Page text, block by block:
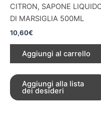
CITRON, SAPONE
DI MARSIGLIA 500ML
10,60€
Aggiungi al carrello
Aggiungi alla lista
dei desideri